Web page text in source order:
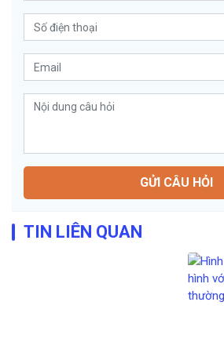
GỬI CÂU HỎI
TIN LIÊN QUAN